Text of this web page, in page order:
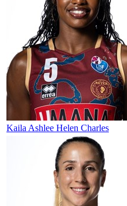
Kaila Ashlee Helen Charles